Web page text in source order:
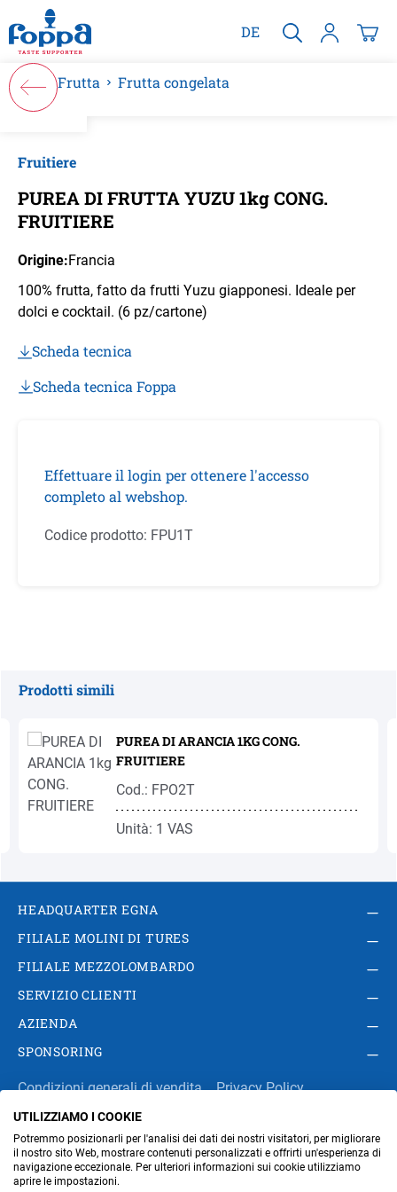
principale
DE
Frutta Frutta congelata
Fruitiere
PUREA DI FRUTTA YUZU 1kg CONG.
FRUITIERE
Origine:Francia
100% frutta, fatto da frutti Yuzu giapponesi. Ideale per
dolci e cocktail. (6 pz/cartone)
Scheda tecnica
Scheda tecnica Foppa
Effettuare il login per ottenere l'accesso
completo al webshop.
Codice prodotto: FPU1T
Prodotti simili
PUREA DI ARANCIA 1KG CONG.
FRUITIERE
Cod.: FPO2T
Unità: 1 VAS
HEADQUARTER EGNA
FILIALE MOLINI DI TURES
FILIALE MEZZOLOMBARDO
SERVIZIO CLIENTI
AZIENDA
SPONSORING
Condizioni generali di vendita
Privacy Policy
Impressum
Modifica impostazioni dei cookie
Amministrazione
UTILIZZIAMO I COOKIE
Potremmo posizionarli per l'analisi dei dati dei nostri visitatori, per migliorare
il nostro sito Web, mostrare contenuti personalizzati e offrirti un'esperienza di
navigazione eccezionale. Per ulteriori informazioni sui cookie utilizziamo
aprire le impostazioni.